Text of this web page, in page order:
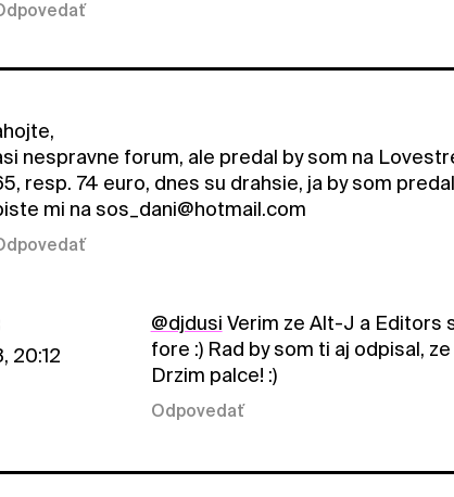
nespravne forum, ale predal by som na
resp. 74 euro, dnes su drahsie, ja by som
mi na sos_dani@hotmail.com
20:12
@djdusi Verim ze Alt-J a Editors
fore :) Rad by som ti aj odpisal,
Drzim palce! :)
Odpovedať